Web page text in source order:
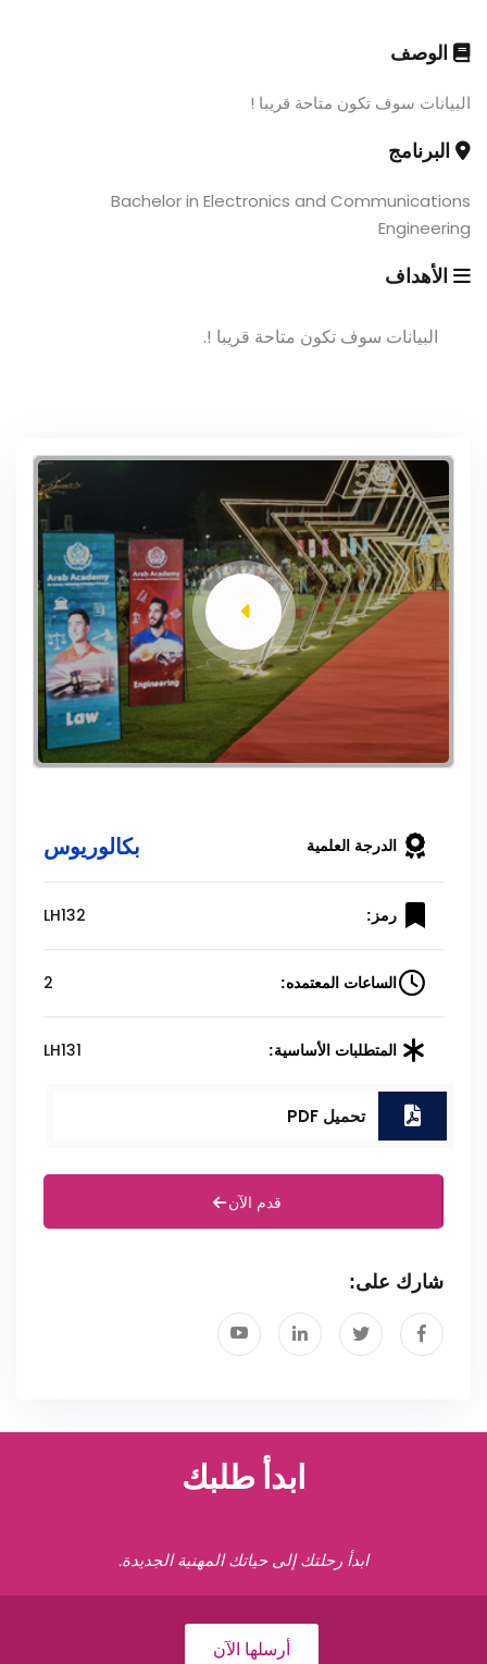
الوصف
البيانات سوف تكون متاحة قريبا !
البرنامج
Bachelor in Electronics and Communications
Engineering
الأهداف
البيانات سوف تكون متاحة قريبا !.
الدرجة العلمية بكالوريوس
رمز: LH132
الساعات المعتمده: 2
المتطلبات الأساسية: LH131
تحميل PDF
قدم الآن
شارك على:
ابدأ طلبك
ابدأ رحلتك إلى حياتك المهنية الجديدة.
أرسلها الآن